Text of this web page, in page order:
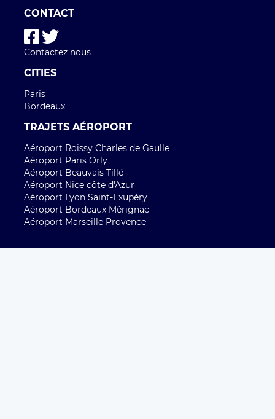
CONTACT
Contactez nous
CITIES
Paris
Bordeaux
TRAJETS AÉROPORT
Aéroport Roissy Charles de Gaulle
Aéroport Paris Orly
Aéroport Beauvais Tillé
Aéroport Nice côte d'Azur
Aéroport Lyon Saint-Exupéry
Aéroport Bordeaux Mérignac
Aéroport Marseille Provence